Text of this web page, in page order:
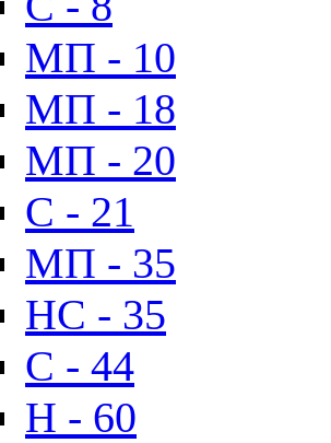
МП - 10
МП - 18
МП - 20
C - 21
МП - 35
HC - 35
C - 44
H - 60